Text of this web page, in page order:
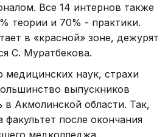
Все 14 интернов также
теории и 70% - практики.
в «красной» зоне, дежурят
С. Муратбекова.
медицинских наук, страхи
выпускников
в Акмолинской области. Так,
после окончания
медколледжа.